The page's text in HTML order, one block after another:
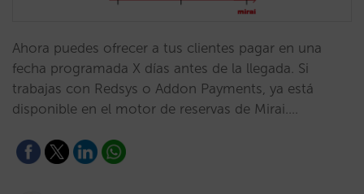
Ahora puedes ofrecer a tus clientes pagar en una
fecha programada X días antes de la llegada. Si
trabajas con Redsys o Addon Payments, ya está
disponible en el motor de reservas de Mirai.…